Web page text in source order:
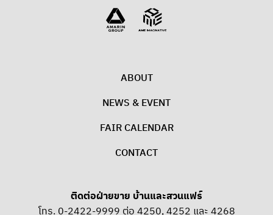
ABOUT
NEWS & EVENT
FAIR CALENDAR
CONTACT
ติดต่อฝ่ายขาย บ้านและสวนแฟร์
โทร. 0-2422-9999 ต่อ 4250, 4252 และ 4268